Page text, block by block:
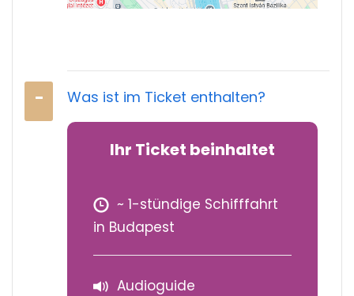
Was ist im Ticket enthalten?
Ihr Ticket beinhaltet
~ 1-stündige Schifffahrt
in Budapest
Audioguide